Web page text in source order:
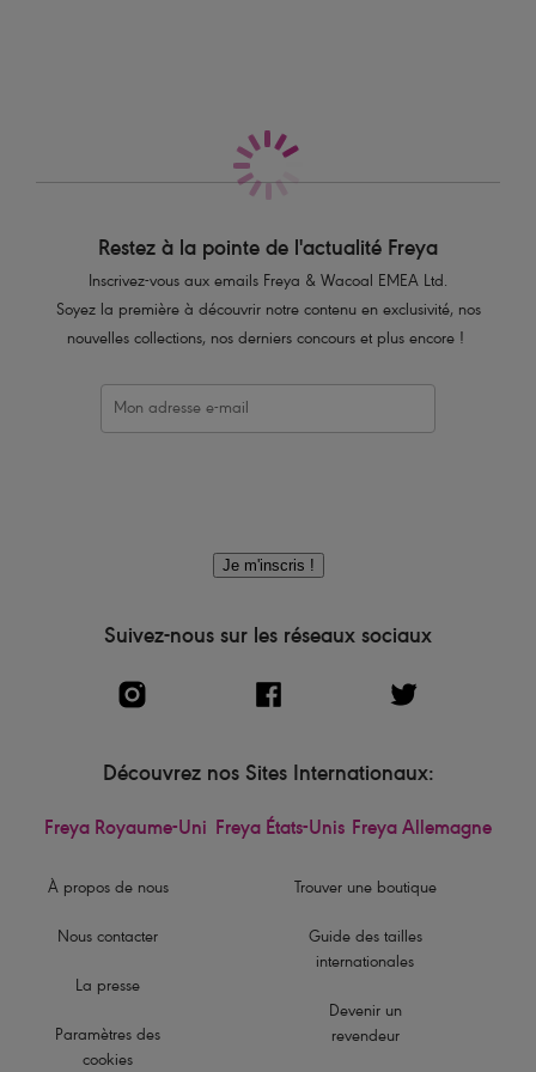
Décolleté cœur pour une poitrine parfaitement galbée et rehaussée
Bretelles fixes entièrement réglables
Code produit : AS3970DEN
À propos de nous
Nous contacter
La presse
Paramètres des
cookies
Restez à la pointe de l'actualité Freya
Inscrivez-vous aux emails Freya & Wacoal EMEA Ltd.
Soyez la première à découvrir notre contenu en exclusivité, nos
nouvelles collections, nos derniers concours et plus encore !
Je m'inscris !
Suivez-nous sur les réseaux sociaux
Découvrez nos Sites Internationaux:
Freya Royaume-Uni Freya États-Unis Freya Allemagne
Trouver une boutique
Guide des tailles
internationales
Devenir un
revendeur